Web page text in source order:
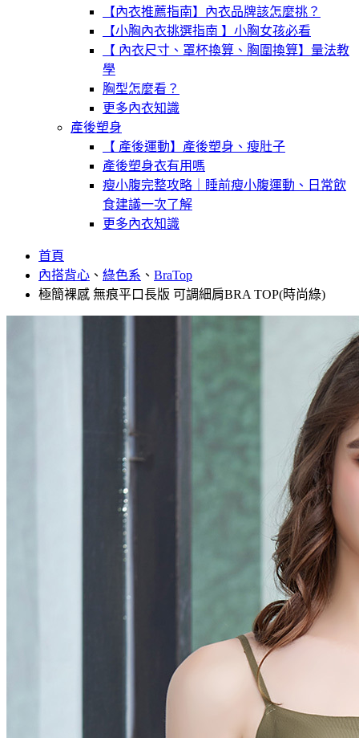
【內衣推薦指南】內衣品牌該怎麼挑？
【小胸內衣挑選指南 】小胸女孩必看
【 內衣尺寸、罩杯換算、胸圍換算】量法教
學
胸型怎麼看？
更多內衣知識
產後塑身
【 產後運動】產後塑身、瘦肚子
產後塑身衣有用嗎
瘦小腹完整攻略｜睡前瘦小腹運動、日常飲
食建議一次了解
更多內衣知識
首頁
內搭背心 、 綠色系 、 BraTop
極簡裸感 無痕平口長版 可調細肩BRA TOP(時尚綠)